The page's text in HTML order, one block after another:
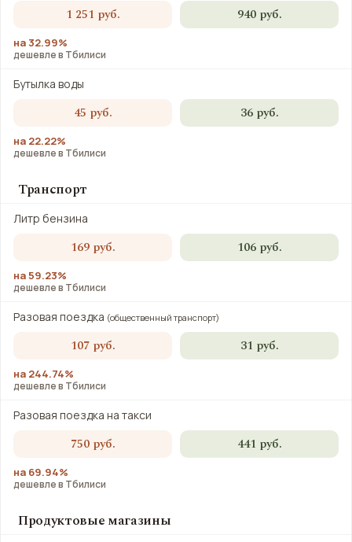
1 251 руб. 940 руб.
на 32.99%
дешевле в Тбилиси
Бутылка воды
45 руб. 36 руб.
на 22.22%
дешевле в Тбилиси
Транспорт
Литр бензина
169 руб. 106 руб.
на 59.23%
дешевле в Тбилиси
Разовая поездка (общественный транспорт)
107 руб. 31 руб.
на 244.74%
дешевле в Тбилиси
Разовая поездка на такси
750 руб. 441 руб.
на 69.94%
дешевле в Тбилиси
Продуктовые магазины